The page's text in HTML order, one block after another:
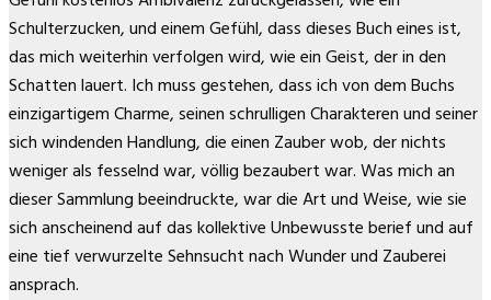
Schulterzucken, und einem Gefühl, dass dieses Buch eines ist,
das mich weiterhin verfolgen wird, wie ein Geist, der in den
Schatten lauert. Ich muss gestehen, dass ich von dem Buchs
einzigartigem Charme, seinen schrulligen Charakteren und seiner
sich windenden Handlung, die einen Zauber wob, der nichts
weniger als fesselnd war, völlig bezaubert war. Was mich an
dieser Sammlung beeindruckte, war die Art und Weise, wie sie
sich anscheinend auf das kollektive Unbewusste berief und auf
eine tief verwurzelte Sehnsucht nach Wunder und Zauberei
ansprach.